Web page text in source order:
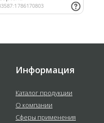
Информация
Каталог продукции
О компании
Сферы применения